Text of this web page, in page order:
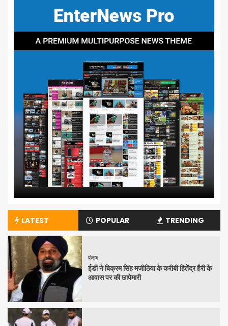
LATEST POPULAR TRENDING
पंजाब
ईडी ने बिक्रम सिंह मजीठिया के करीबी हितेंद्र हैरी के
आवास पर की छापेमारी